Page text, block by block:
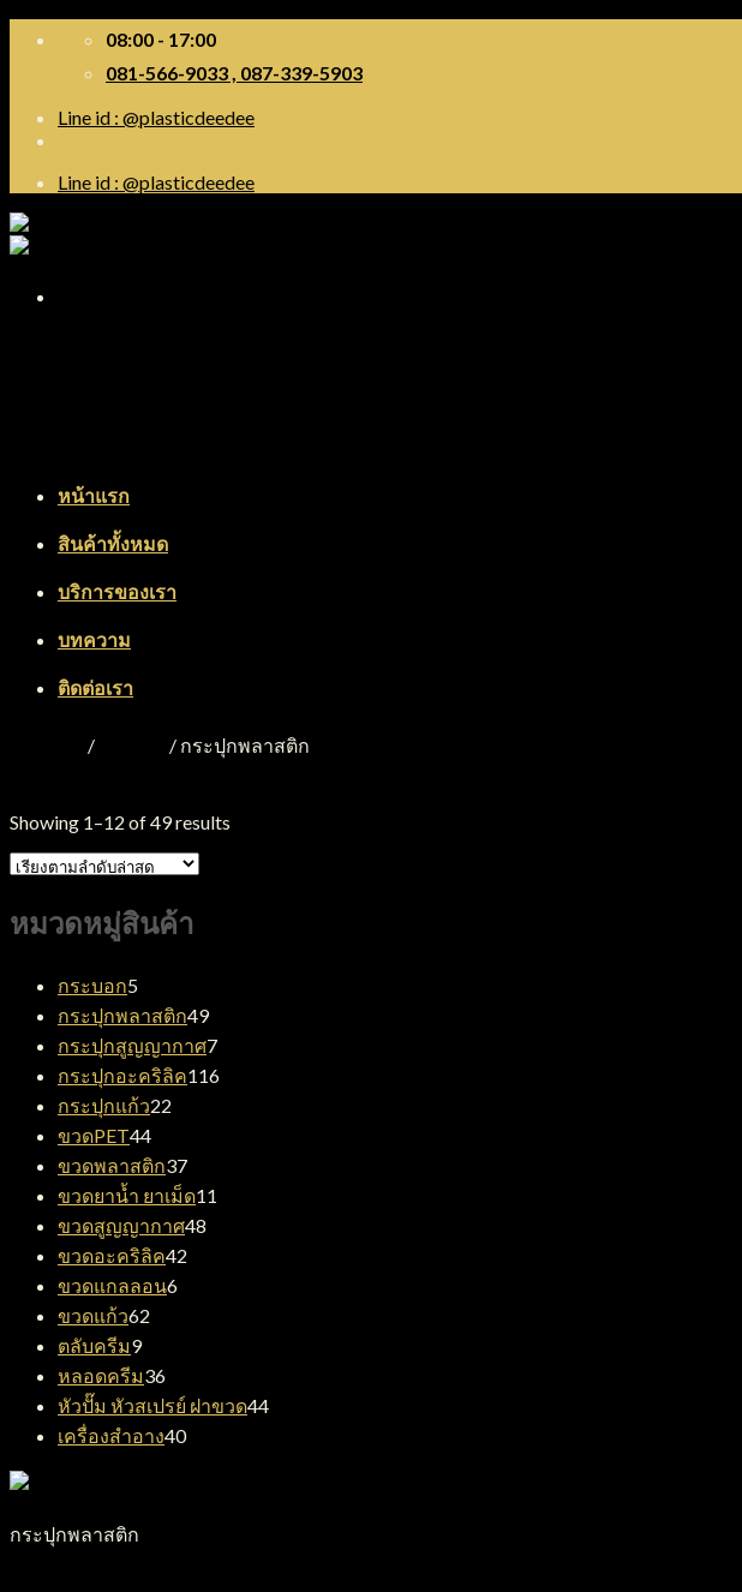
08:00 - 17:00
081-566-9033 , 087-339-5903
Line id : @plasticdeedee
Line id : @plasticdeedee
หน้าแรก
สินค้าทั้งหมด
บริการของเรา
บทความ
ติดต่อเรา
/ / กระปุกพลาสติก
Showing 1–12 of 49 results
หมวดหมู่สินค้า
กระบอก5
สินค้า
กระปุกพลาสติก4949
สินค้า
กระปุกสูญญากาศ77
สินค้า
กระปุกอะคริลิค116
กระปุกแก้ว22
ขวดPET44
สินค้า
ขวดพลาสติก3737
สินค้า
ขวดยาน้ำ ยาเม็ด11
ขวดสูญญากาศ48
ขวดอะคริลิค42
ขวดแกลลอน6
ขวดแก้ว62
ตลับครีม99
สินค้า
หลอดครีม36
สินค้า
หัวปั๊ม หัวสเปรย์ ฝาขวด44
เครื่องสำอาง4040
กระปุกพลาสติก